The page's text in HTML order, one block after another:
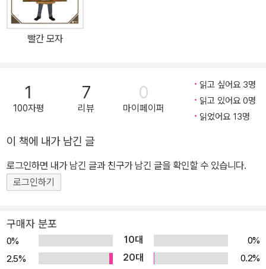
빨간 모자
1
100자평
7
리뷰
0
마이페이퍼
읽고 싶어요 3명
읽고 있어요 0명
읽었어요 13명
이 책에 내가 남긴 글
로그인하면 내가 남긴 글과 친구가 남긴 글을 확인할 수 있습니다.
로그인하기
구매자 분포
0% 10대
0%
2.5%
20대
0.2%